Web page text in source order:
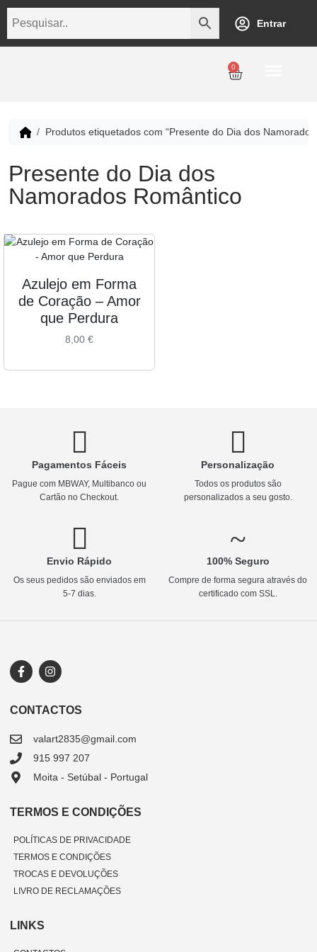
Entrar
0
Produtos etiquetados com “Presente do Dia dos
Presente do Dia dos
Namorados Romântico
Azulejo em Forma
de Coração – Amor
que Perdura
8,00 €
Pagamentos Fáceis
Pague com MBWAY, Multibanco ou
Cartão no Checkout.
Personalização
Todos os produtos são
personalizados a seu gosto.
Envio Rápido
Os seus pedidos são enviados em
5-7 dias.
100% Seguro
Compre de forma segura através do
certificado com SSL.
CONTACTOS
valart2835@gmail.com
915 997 207
Moita - Setúbal - Portugal
TERMOS E CONDIÇÕES
POLÍTICAS DE PRIVACIDADE
TERMOS E CONDIÇÕES
TROCAS E DEVOLUÇÕES
LIVRO DE RECLAMAÇÕES
LINKS